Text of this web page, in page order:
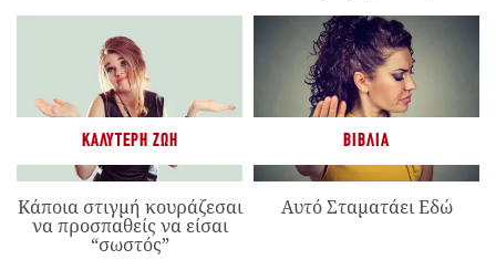
ΚΑΛΎΤΕΡΗ ΖΩΉ
Κάποια στιγμή κουράζεσαι
να προσπαθείς να είσαι
“σωστός”
ΒΙΒΛΊΑ
Αυτό Σταματάει Εδώ